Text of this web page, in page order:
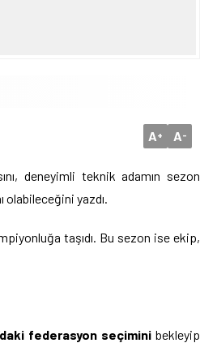
A+ A-
deneyimli teknik adamın sezon
olabileceğini yazdı.
taşıdı. Bu sezon ise ekip,
federasyon seçiminibekleyip